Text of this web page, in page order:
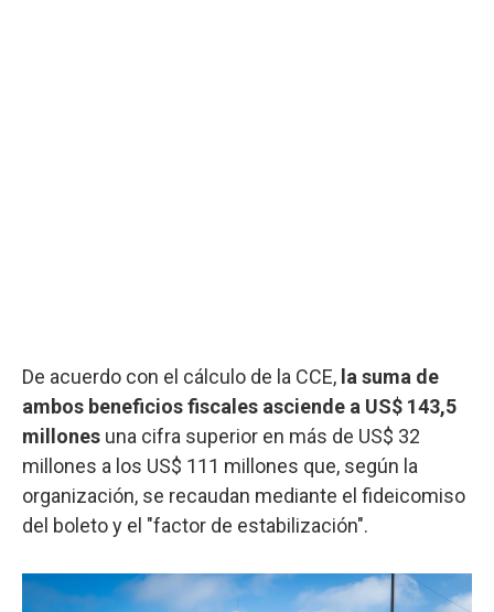
De acuerdo con el cálculo de la CCE, la suma de
ambos beneficios fiscales asciende a US$ 143,5
millones una cifra superior en más de US$ 32
millones a los US$ 111 millones que, según la
organización, se recaudan mediante el fideicomiso
del boleto y el "factor de estabilización".